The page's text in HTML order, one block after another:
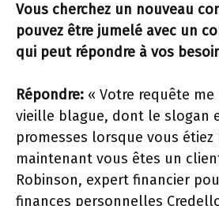
Vous cherchez un nouveau
pouvez être jumelé avec un
qui peut répondre à vos
Répondre: « Votre requête
vieille blague, dont le slogan
promesses lorsque vous
maintenant vous êtes un
Robinson, expert financier
finances personnelles